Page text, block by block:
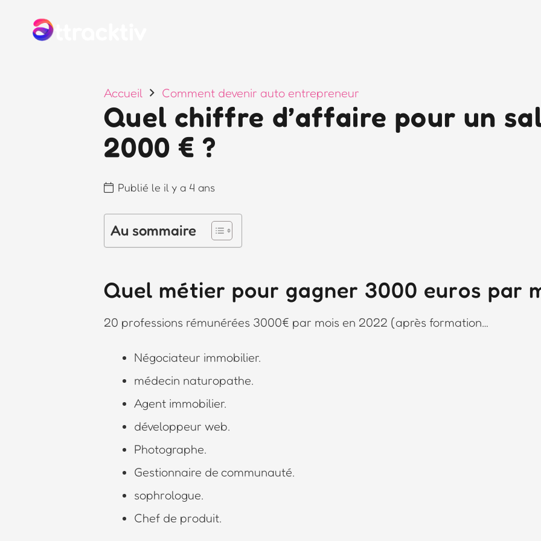
Accueil Comment devenir auto entrepreneur
Quel chiffre d’affaire pour un
2000 € ?
Publié le il y a 4 ans
Au sommaire
Quel métier pour gagner 3000 euros par
20 professions rémunérées 3000€ par mois en 2022 (après formation…
Négociateur immobilier.
médecin naturopathe.
Agent immobilier.
développeur web.
Photographe.
Gestionnaire de communauté.
sophrologue.
Chef de produit.